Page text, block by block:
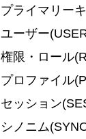
プライマリー
ユーザー
権限・ロール
プロファイル
セッション
シノニム